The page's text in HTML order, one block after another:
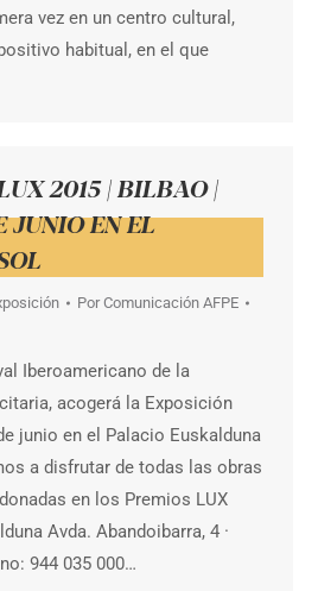
vez en un centro cultural,
habitual, en el que
2015 | BILBAO |
JUNIO EN EL
PorComunicación AFPE
Iberoamericano de la
acogerá la Exposición
junio en el Palacio Euskalduna
a disfrutar de todas las obras
en los Premios LUX
Avda. Abandoibarra, 4 ·
944 035 000…